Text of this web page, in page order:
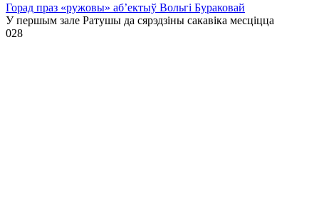
Горад праз «ружовы» аб’ектыў Вольгі Бураковай
У першым зале Ратушы да сярэдзіны сакавіка месціцца
028